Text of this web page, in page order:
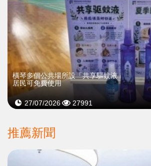
橫琴多個公共場所設「共享驅蚊液」
居民可免費使用
27/07/2026 27991
推薦新聞